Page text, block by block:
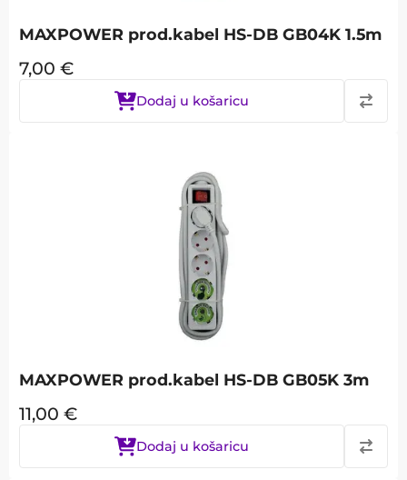
MAXPOWER prod.kabel HS-DB GB04K 1.5m
7,00 €
Dodaj u košaricu
MAXPOWER prod.kabel HS-DB GB05K 3m
11,00 €
Dodaj u košaricu